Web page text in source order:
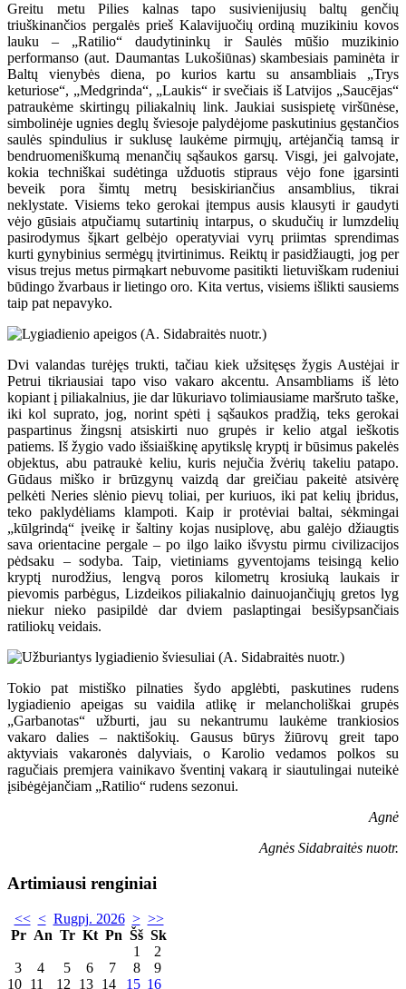
Greitu metu Pilies kalnas tapo susivienijusių baltų genčių
triuškinančios pergalės prieš Kalavijuočių ordiną muzikiniu kovos
lauku – „Ratilio“ daudytininkų ir Saulės mūšio muzikinio
performanso (aut. Daumantas Lukošiūnas) skambesiais paminėta ir
Baltų vienybės diena, po kurios kartu su ansambliais „Trys
keturiose“, „Medgrinda“, „Laukis“ ir svečiais iš Latvijos „Saucējas“
patraukėme skirtingų piliakalnių link. Jaukiai susispietę viršūnėse,
simbolinėje ugnies deglų šviesoje palydėjome paskutinius gęstančios
saulės spindulius ir suklusę laukėme pirmųjų, artėjančią tamsą ir
bendruomeniškumą menančių sąšaukos garsų. Visgi, jei galvojate,
kokia techniškai sudėtinga užduotis stipraus vėjo fone įgarsinti
beveik pora šimtų metrų besiskiriančius ansamblius, tikrai
neklystate. Visiems teko gerokai įtempus ausis klausyti ir gaudyti
vėjo gūsiais atpučiamų sutartinių intarpus, o skudučių ir lumzdelių
pasirodymus šįkart gelbėjo operatyviai vyrų priimtas sprendimas
kurti gynybinius sermėgų įtvirtinimus. Reiktų ir pasidžiaugti, jog per
visus trejus metus pirmąkart nebuvome pasitikti lietuviškam rudeniui
būdingo žvarbaus ir lietingo oro. Kita vertus, visiems išlikti sausiems
taip pat nepavyko.
Dvi valandas turėjęs trukti, tačiau kiek užsitęsęs žygis Austėjai ir
Petrui tikriausiai tapo viso vakaro akcentu. Ansambliams iš lėto
kopiant į piliakalnius, jie dar lūkuriavo tolimiausiame maršruto taške,
iki kol suprato, jog, norint spėti į sąšaukos pradžią, teks gerokai
paspartinus žingsnį atsiskirti nuo grupės ir kelio atgal ieškotis
patiems. Iš žygio vado išsiaiškinę apytikslę kryptį ir būsimus pakelės
objektus, abu patraukė keliu, kuris nejučia žvėrių takeliu patapo.
Gūdaus miško ir brūzgynų vaizdą dar greičiau pakeitė atsivėrę
pelkėti Neries slėnio pievų toliai, per kuriuos, iki pat kelių įbridus,
teko paklydėliams klampoti. Kaip ir protėviai baltai, sėkmingai
„kūlgrindą“ įveikę ir šaltiny kojas nusiplovę, abu galėjo džiaugtis
sava orientacine pergale – po ilgo laiko išvystu pirmu civilizacijos
pėdsaku – sodyba. Taip, vietiniams gyventojams teisingą kelio
kryptį nurodžius, lengvą poros kilometrų krosiuką laukais ir
pievomis parbėgus, Lizdeikos piliakalnio dainuojančiųjų gretos lyg
niekur nieko pasipildė dar dviem paslaptingai besišypsančiais
ratiliokų veidais.
Tokio pat mistiško pilnaties šydo apglėbti, paskutines rudens
lygiadienio apeigas su vaidila atlikę ir melancholiškai grupės
„Garbanotas“ užburti, jau su nekantrumu laukėme trankiosios
vakaro dalies – naktišokių. Gausus būrys žiūrovų greit tapo
aktyviais vakaronės dalyviais, o Karolio vedamos polkos su
ragučiais premjera vainikavo šventinį vakarą ir siautulingai nuteikė
įsibėgėjančiam „Ratilio“ rudens sezonui.
Agnė
Agnės Sidabraitės nuotr.
Artimiausi renginiai
<< < Rugpj. 2026 > >>
Pr An Tr Kt Pn Šš Sk
1
2
3
4 5 6 7 8
9
10 11 12 13 14 15 16